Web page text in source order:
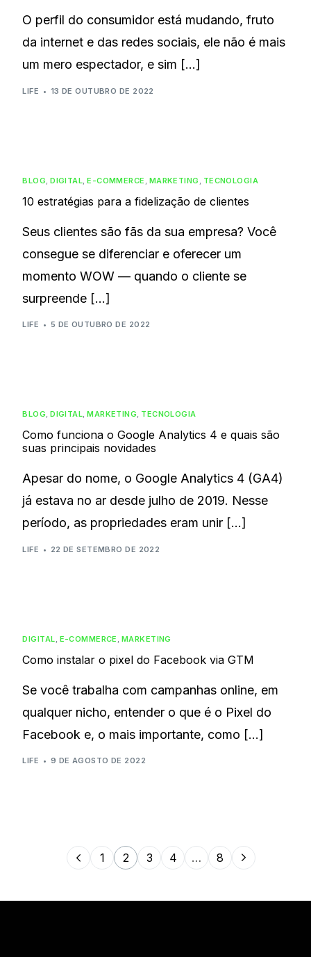
O perfil do consumidor está mudando, fruto
da internet e das redes sociais, ele não é mais
um mero espectador, e sim […]
LIFE 13 DE OUTUBRO DE 2022
BLOG ,DIGITAL ,E-COMMERCE MARKETING TECNOLOGIA
10 estratégias para a fidelização de clientes
Seus clientes são fãs da sua empresa? Você
consegue se diferenciar e oferecer um
momento WOW — quando o cliente se
surpreende […]
LIFE 5 DE OUTUBRO DE 2022
BLOG,DIGITAL,MARKETING, TECNOLOGIA
Como funciona o Google Analytics 4 e quais são
suas principais novidades
Apesar do nome, o Google Analytics 4 (GA4)
já estava no ar desde julho de 2019. Nesse
período, as propriedades eram unir […]
LIFE 22 DE SETEMBRO DE 2022
DIGITAL E-COMMERCE MARKETING
Como instalar o pixel do Facebook via GTM
Se você trabalha com campanhas online, em
qualquer nicho, entender o que é o Pixel do
Facebook e, o mais importante, como […]
LIFE 9 DE AGOSTO DE 2022
1 2 3 4 … 8